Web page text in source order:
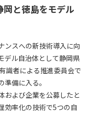
せ
個人情報保護方針
と徳島をモデル
ンスへの新技術導入に向
デル自治体として静岡県
識者による推進委員会で
備に入る。
および企業を公募したと
効率化の技術で5つの自
めるものです。
するルールは本規約の
随時変更されることが
上に表示した時点で直